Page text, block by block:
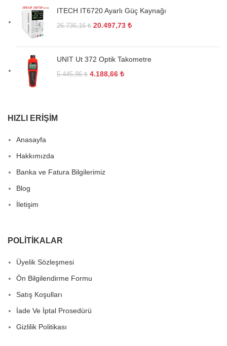
ITECH IT6720 Ayarlı Güç Kaynağı
26.736,16₺ 20.497,73 ₺
UNIT Ut 372 Optik Takometre
5.445,86₺ 4.188,66 ₺
HIZLI ERIŞIM
Anasayfa
Hakkımızda
Banka ve Fatura Bilgilerimiz
Blog
İletişim
POLITIKALAR
Üyelik Sözleşmesi
Ön Bilgilendirme Formu
Satış Koşulları
İade Ve İptal Prosedürü
Gizlilik Politikası